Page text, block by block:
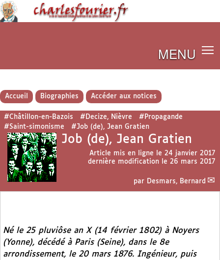
MENU
Accueil Biographies Accéder aux notices
#Châtillon-en-Bazois #Decize, Nièvre
#Propagande
#Saint-simonisme
#Job (de), Jean Gratien
Job (de), Jean Gratien
Article mis en ligne le 24 janvier 2017
dernière modification le 26 mars 2017
par Desmars, Bernard
Né le 25 pluviôse an X (14 février 1802) à Noyers
(Yonne), décédé à Paris (Seine), dans le 8e
arrondissement, le 20 mars 1876. Ingénieur, puis